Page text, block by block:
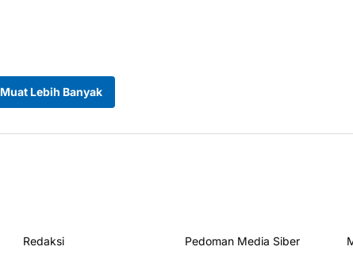
Muat Lebih Banyak
Redaksi Pedoman Media Siber